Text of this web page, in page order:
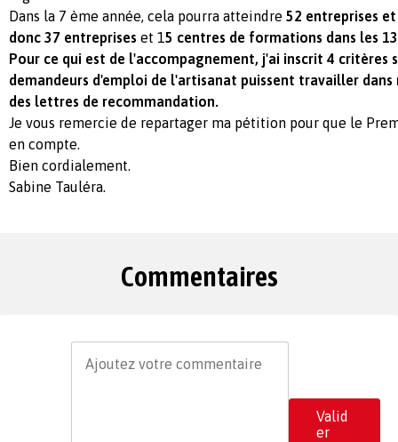
Dans la 7 ème année, cela pourra atteindre 52 entreprises
donc 37 entreprises et 15 centres de formations dans les
Pour ce qui est de l'accompagnement, j'ai inscrit 4 critères
demandeurs d'emploi de l'artisanat puissent travailler
des lettres de recommandation.
Je vous remercie de repartager ma pétition pour que le
en compte.
Bien cordialement.
Sabine Tauléra.
Commentaires
Valid
er